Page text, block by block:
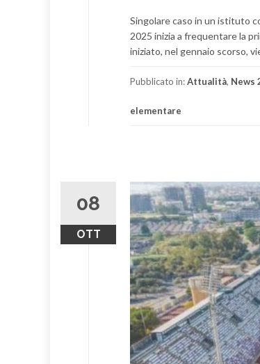
Singolare caso in un istituto
2025 inizia a frequentare la
iniziato, nel gennaio scorso,
Pubblicato in:Attualità, News
elementare
08
OTT